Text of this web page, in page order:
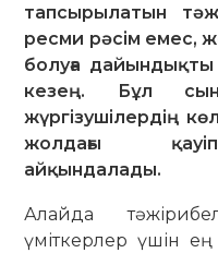
тапсырылатын
ресми рәсім емес,
болуға
кезең. Бұл
жүргізушілердің
жолдағы
айқындалады.
Алайда
үміткерлер үшін ең